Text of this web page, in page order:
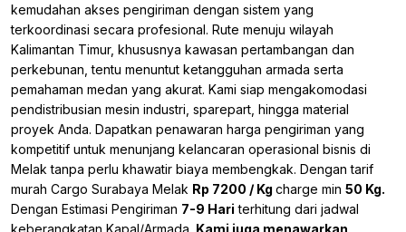
kemudahan akses pengiriman dengan sistem yang
terkoordinasi secara profesional. Rute menuju wilayah
Kalimantan Timur, khususnya kawasan pertambangan dan
perkebunan, tentu menuntut ketangguhan armada serta
pemahaman medan yang akurat. Kami siap mengakomodasi
pendistribusian mesin industri, sparepart, hingga material
proyek Anda. Dapatkan penawaran harga pengiriman yang
kompetitif untuk menunjang kelancaran operasional bisnis di
Melak tanpa perlu khawatir biaya membengkak. Dengan tarif
murah Cargo Surabaya Melak Rp 7200 / Kg charge min 50 Kg.
Dengan Estimasi Pengiriman 7-9 Hari terhitung dari jadwal